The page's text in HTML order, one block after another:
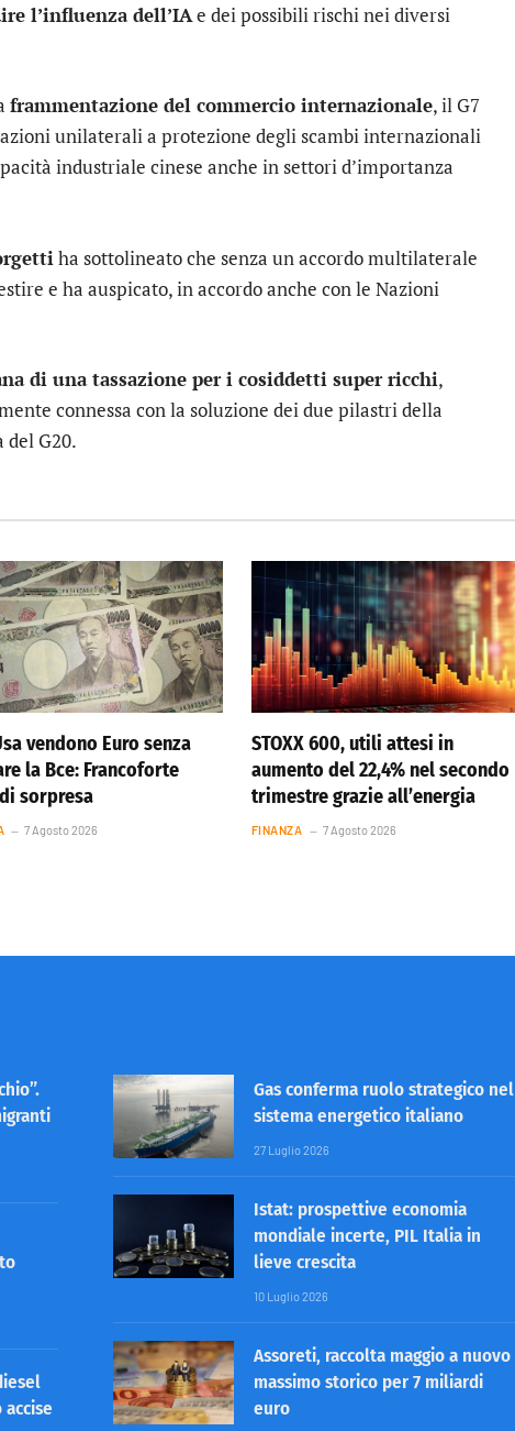
l’influenza dell’IAe dei possibili rischi nei diversi
frammentazione del commercio internazionale, il G7
unilaterali a protezione degli scambi internazionali
industriale cinese anche in settori d’importanza
ha sottolineato che senza un accordo multilaterale
e ha auspicato, in accordo anche con le Nazioni
di una tassazione per i cosiddetti super ricchi,
connessa con la soluzione dei due pilastri della
del G20.
vendono Euro senza
la Bce: Francoforte
sorpresa
7 Agosto 2026
STOXX 600, utili attesi in
aumento del 22,4% nel secondo
trimestre grazie all’energia
FINANZA 7 Agosto 2026
Gas conferma ruolo strategico nel
sistema energetico italiano
27 Luglio 2026
Istat: prospettive economia
mondiale incerte, PIL Italia in
lieve crescita
10 Luglio 2026
Assoreti, raccolta maggio a nuovo
massimo storico per 7 miliardi
euro